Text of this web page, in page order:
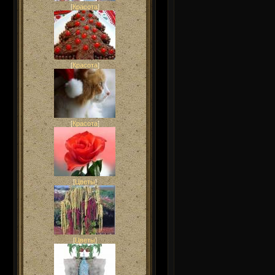
[Красота]
[Красота]
[Красота]
[Цветы]
[Цветы]